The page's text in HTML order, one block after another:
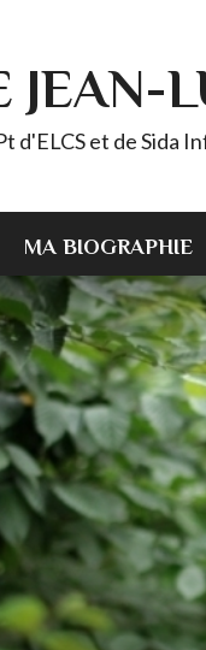
JEAN-
d'ELCS et de Sida
MA BIOGRAPHIE